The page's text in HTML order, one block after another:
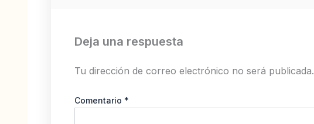
Deja una respuesta
Tu dirección de correo electrónico no será publicada.
Comentario *